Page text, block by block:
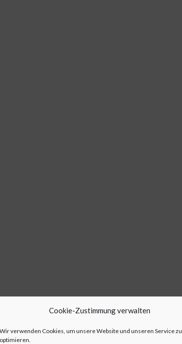
Cookie-Zustimmung verwalten
Wir verwenden Cookies, um unsere Website und unseren Service zu
optimieren.